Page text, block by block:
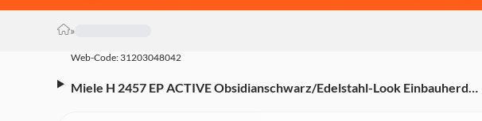
»
Web-Code: 31203048042
Miele H 2457 EP ACTIVE Obsidianschwarz/Edelstahl-Look Einbauherd